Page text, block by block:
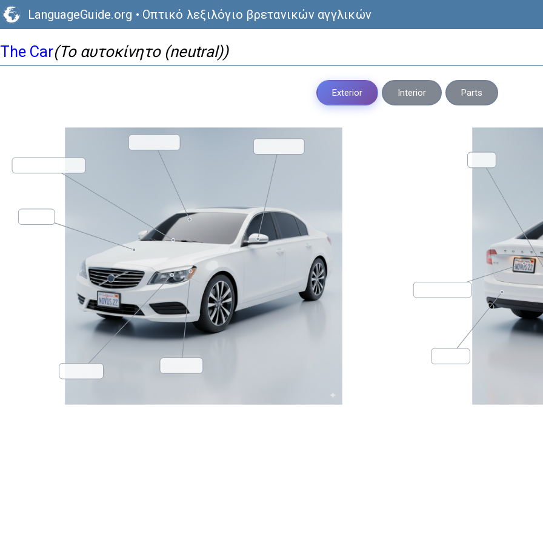
LanguageGuide.org • Οπτικό λεξιλόγιο βρετανικών αγγλικών
The Car(Το αυτοκίνητο (neutral))
Exterior Interior Parts